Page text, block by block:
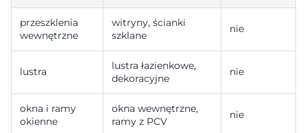
przeszklenia
wewnętrzne
witryny, ścianki
szklane
nie
lustra
lustra łazienkowe,
dekoracyjne
nie
okna i ramy
okienne
okna wewnętrzne,
ramy z PCV
nie